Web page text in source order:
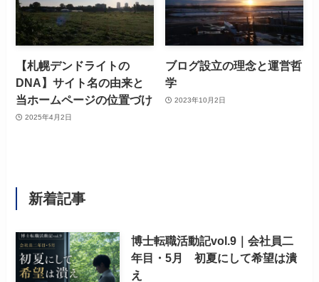
【札幌デンドライトの
DNA】サイト名の由来と
当ホームページの位置づけ
2025年4月2日
ブログ設立の理念と運営哲
学
2023年10月2日
新着記事
博士転職活動記vol.9｜会社員二
年目・5月 初夏にして希望は潰
え